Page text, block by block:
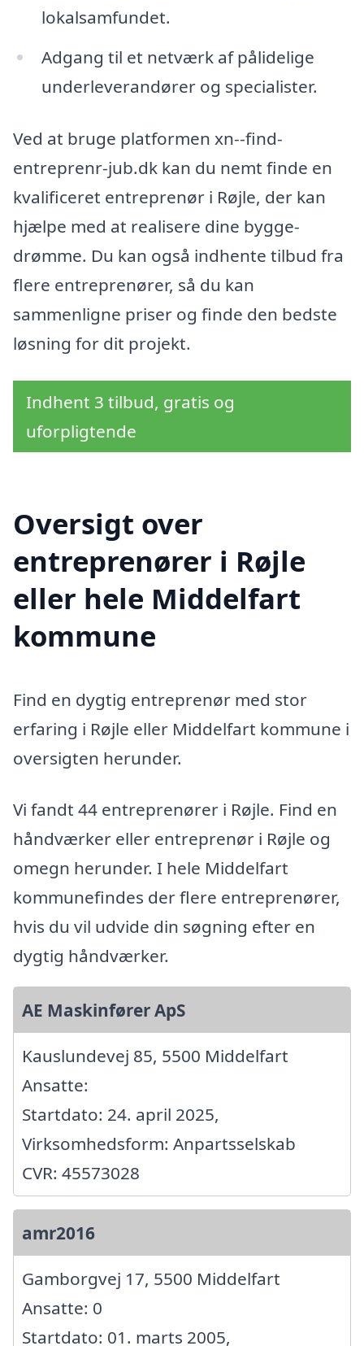
lokalsamfundet.
Adgang til et netværk af pålidelige
underleverandører og specialister.
Ved at bruge platformen xn--find-
entreprenr-jub.dk kan du nemt finde en
kvalificeret entreprenør i Røjle, der kan
hjælpe med at realisere dine bygge-
drømme. Du kan også indhente tilbud fra
flere entreprenører, så du kan
sammenligne priser og finde den bedste
løsning for dit projekt.
Indhent 3 tilbud, gratis og
uforpligtende
Oversigt over
entreprenører i Røjle
eller hele Middelfart
kommune
Find en dygtig entreprenør med stor
erfaring i Røjle eller Middelfart kommune i
oversigten herunder.
Vi fandt 44 entreprenører i Røjle. Find en
håndværker eller entreprenør i Røjle og
omegn herunder. I hele Middelfart
kommunefindes der flere entreprenører,
hvis du vil udvide din søgning efter en
dygtig håndværker.
AE Maskinfører ApS
Kauslundevej 85, 5500 Middelfart
Ansatte:
Startdato: 24. april 2025,
Virksomhedsform: Anpartsselskab
CVR: 45573028
amr2016
Gamborgvej 17, 5500 Middelfart
Ansatte: 0
Startdato: 01. marts 2005,